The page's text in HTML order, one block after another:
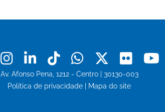
Facebook
Instagram
LinkedinTiktokWhatsapp
X Flickr
Av. Afonso Pena, 1212 - Centro | 30130-003
Política de privacidade
Mapa do site